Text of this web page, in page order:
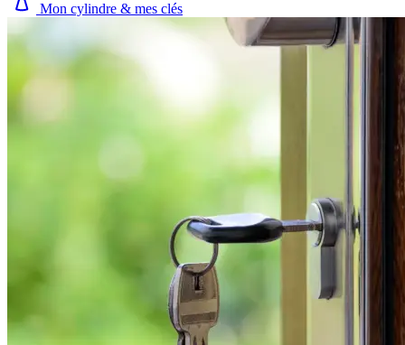
Mon cylindre & mes clés